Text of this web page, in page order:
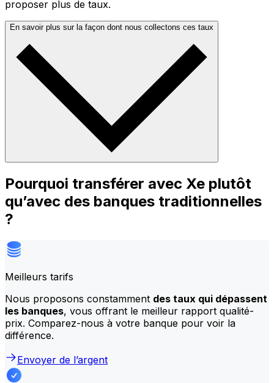
proposer plus de taux.
En savoir plus sur la façon dont nous collectons ces taux
Pourquoi transférer avec Xe plutôt
qu’avec des banques traditionnelles
?
Meilleurs tarifs
Nous proposons constamment des taux qui dépassent
les banques, vous offrant le meilleur rapport qualité-
prix. Comparez-nous à votre banque pour voir la
différence.
Envoyer de l’argent